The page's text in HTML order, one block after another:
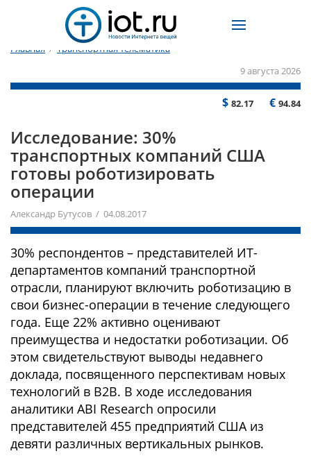
Главная /
Транспортная телематика
9 августа 2026
$ 82.17 € 94.84
Исследование: 30%
транспортных компаний США
готовы роботизировать
операции
Александр Бутусов / 04.08.2017
30% респондентов – представителей ИТ-
департаментов компаний транспортной
отрасли, планируют включить роботизацию в
свои бизнес-операции в течение следующего
года. Еще 22% активно оценивают
преимущества и недостатки роботизации. Об
этом свидетельствуют выводы недавнего
доклада, посвященного перспективам новых
технологий в B2B. В ходе исследования
аналитики ABI Research опросили
представителей 455 предприятий США из
девяти различных вертикальных рынков.